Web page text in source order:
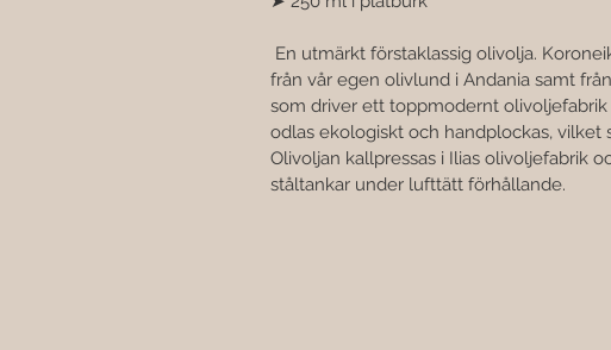
från vår egen olivlund i Andania samt
som driver ett toppmodernt olivoljefabrik
odlas ekologiskt och handplockas, vilket
Olivoljan kallpressas i Ilias olivoljefabrik
ståltankar under lufttätt förhållande.